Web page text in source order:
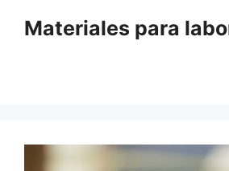
Materiales para